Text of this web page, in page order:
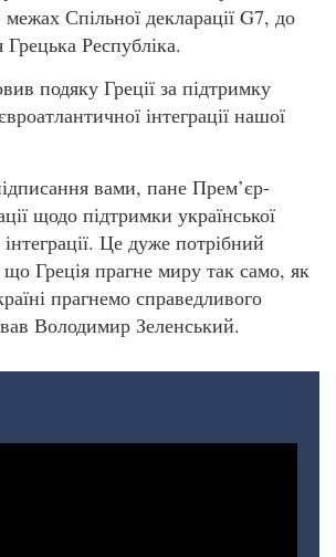
Спільної декларації G7, до
Грецька Республіка.
подяку Греції за підтримку
інтеграції нашої
вами, пане Прем’єр-
щодо підтримки української
Це дуже потрібний
Греція прагне миру так само, як
прагнемо справедливого
Володимир Зеленський.